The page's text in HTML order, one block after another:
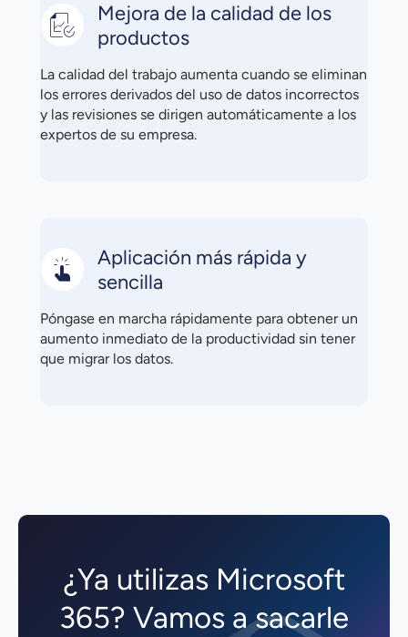
Mejora de la calidad de los
productos
La calidad del trabajo aumenta cuando se eliminan
los errores derivados del uso de datos incorrectos
y las revisiones se dirigen automáticamente a los
expertos de su empresa.
Aplicación más rápida y
sencilla
Póngase en marcha rápidamente para obtener un
aumento inmediato de la productividad sin tener
que migrar los datos.
¿Ya utilizas Microsoft
365? Vamos a sacarle